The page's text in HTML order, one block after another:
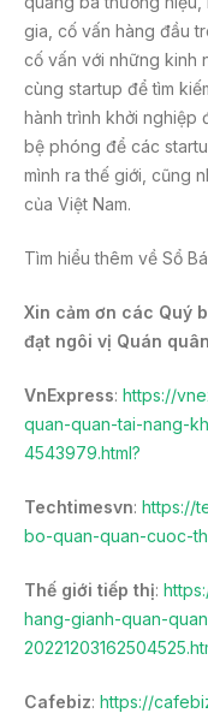
gia, cố vấn hàng đầu
cố vấn với những kinh
cùng startup để tìm
hành trình khởi nghiệp
bệ phóng để các
mình ra thế giới, cũng
của Việt Nam.
Tìm hiểu thêm về Sổ
Xin cảm ơn các Quý
đạt ngôi vị Quán
VnExpress: https://
quan-quan-tai-nang-
4543979.html?
Techtimesvn: https://
bo-quan-quan-cuoc-
Thế giới tiếp thị:
hang-gianh-quan-
Cafebiz: https://